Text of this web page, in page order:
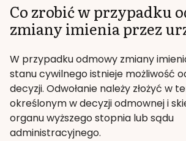
Co zrobić w przypadku
zmiany imienia przez
W przypadku odmowy zmiany
stanu cywilnego istnieje możliwość
decyzji. Odwołanie należy złożyć w
określonym w decyzji odmownej i
organu wyższego stopnia lub sądu
administracyjnego.